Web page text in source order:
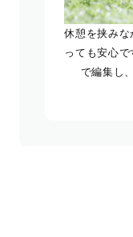
休憩を挟み
っても安心
で編集し